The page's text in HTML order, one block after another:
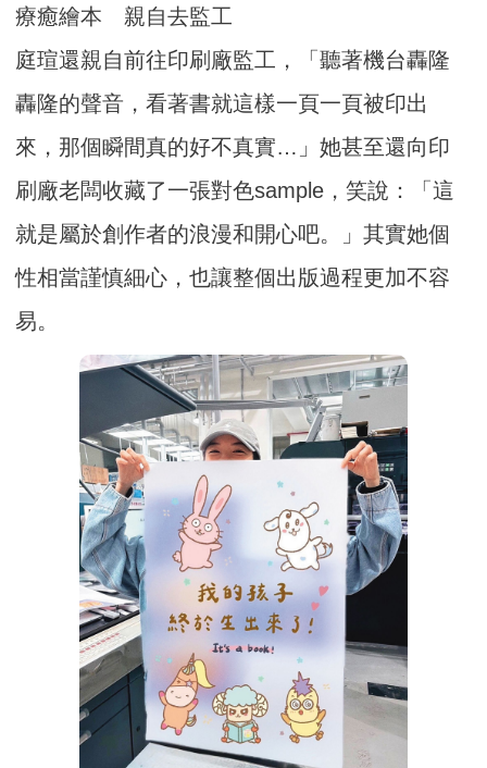
療癒繪本 親自去監工
庭瑄還親自前往印刷廠監工，「聽著機台轟隆
轟隆的聲音，看著書就這樣一頁一頁被印出
來，那個瞬間真的好不真實…」她甚至還向印
刷廠老闆收藏了一張對色sample，笑說：「這
就是屬於創作者的浪漫和開心吧。」其實她個
性相當謹慎細心，也讓整個出版過程更加不容
易。